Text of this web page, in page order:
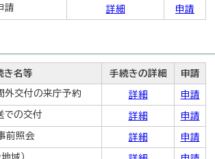
請 詳細 申請
き名等 手続きの詳細 申請
外交付の来庁予約 詳細 申請
での交付 詳細 申請
前照会 詳細 申請
域）